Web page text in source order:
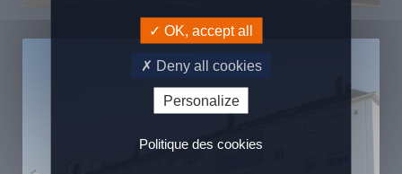
OK, accept all
Deny all cookies
Personalize
Politique des cookies